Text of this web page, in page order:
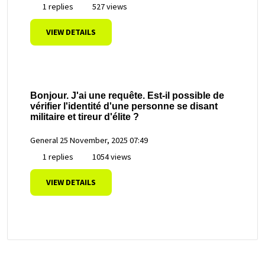
1 replies
527 views
VIEW DETAILS
Bonjour. J'ai une requête. Est-il possible de
vérifier l'identité d'une personne se disant
militaire et tireur d'élite ?
General 25 November, 2025 07:49
1 replies
1054 views
VIEW DETAILS